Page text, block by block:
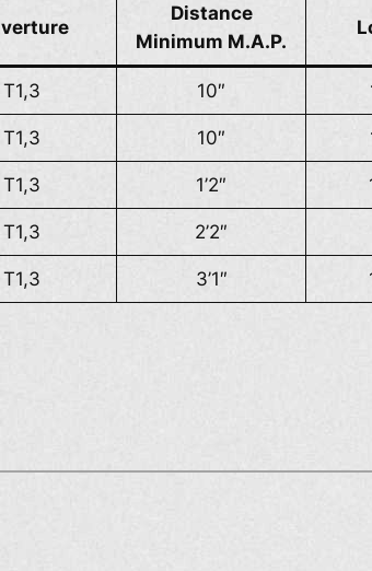
Distance
Minimum M.A.P.
T1,3 10″
T1,3 10″
T1,3 1’2″
T1,3 2’2″
T1,3 3’1″